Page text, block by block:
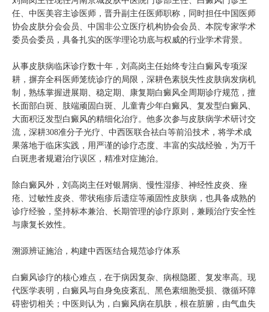
任、中医美容主诊医师，晋升副主任医师职称，同时担任中国医师
协会皮肤分会会员、中国非公立医疗机构协会会员、本院专家学术
委员会委员，具备扎实的医学理论功底与权威的行业学术背景。
从事皮肤病临床诊疗数十年，刘高岗主任始终专注白癜风专项深
耕，摒弃全科医师笼统诊疗的局限，深耕色素脱失性皮肤病发病机
制，熟练掌握进展期、稳定期、康复期白癜风全周期诊疗规范，擅
长面部白斑、肢端顽固白斑、儿童青少年白癜风、复发型白癜风、
大面积泛发型白癜风的精细化治疗。他多次参与皮肤病学术研讨交
流，深耕308准分子光疗、中西医联合祛白等前沿技术，将学术成
果落地于临床实践，用严谨的诊疗态度、丰富的实战经验，为万千
白斑患者规避治疗误区，精准对症施治。
除白癜风外，刘高岗主任对银屑病、慢性湿疹、神经性皮炎、痤
疮、过敏性皮炎、带状疱疹后遗症等顽固性皮肤病，也具备成熟的
诊疗经验，坚持标本兼治、长期管理的诊疗原则，兼顾治疗安全性
与康复长效性。
溯源辨证施治，构建中西医结合规范诊疗体系
白癜风诊疗的核心难点，在于病因复杂、病根隐匿、复发率高。现
代医学表明，白癜风与自身免疫紊乱、黑色素细胞受损、微循环障
碍密切相关；中医则认为，白癜风病在肌肤，根在脏腑，由气血失